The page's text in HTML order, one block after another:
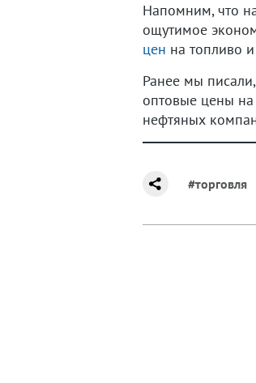
Напомним, что
ощутимое
цен на топливо
Ранее мы
оптовые цены на
нефтяных
#торговля